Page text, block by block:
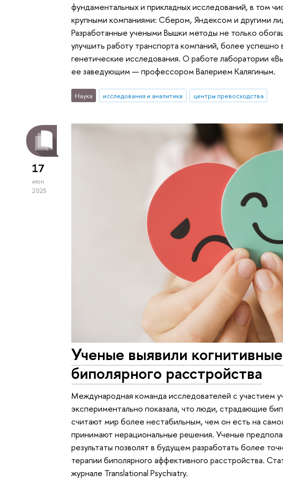
фундаментальных и прикладных исследований, в том
крупными компаниями: Сбером, Яндексом и другими
Разработанные учеными Вышки методы не только
улучшить работу транспорта компаний, более
генетические исследования. О работе лаборатории
ее заведующим — профессором Валерием Калягиным.
Наука исследования и аналитика центры превосходства
17
июн
2025
Ученые выявили
биполярного расстройства
Международная команда исследователей с участием
экспериментально показала, что люди, страдающие
считают мир более нестабильным, чем он есть на
принимают нерациональные решения. Ученые
результаты позволят в будущем разработать более
терапии биполярного аффективного расстройства.
журнале Translational Psychiatry.